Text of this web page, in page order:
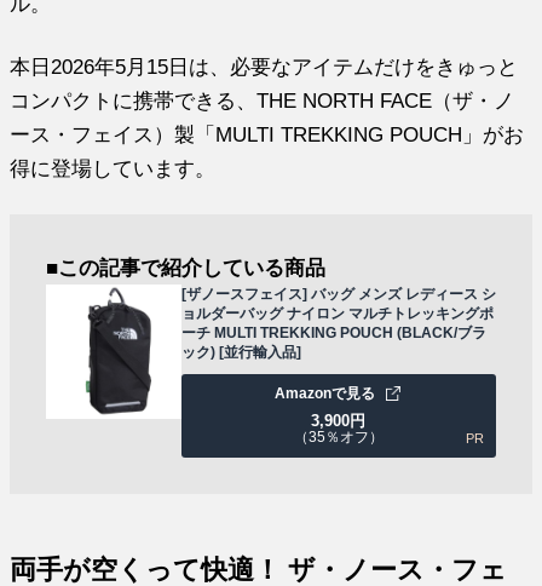
本日2026年5月15日は、必要なアイテムだけをきゅっと
コンパクトに携帯できる、THE NORTH FACE（ザ・ノ
ース・フェイス）製「MULTI TREKKING POUCH」がお
得に登場しています。
■この記事で紹介している商品
[ザノースフェイス] バッグ メンズ レディース シ
ョルダーバッグ ナイロン マルチトレッキングポ
ーチ MULTI TREKKING POUCH (BLACK/ブラ
ック) [並行輸入品]
3,900円
（35％オフ）
Amazonで見る
PR
両手が空くって快適！ ザ・ノース・フェ